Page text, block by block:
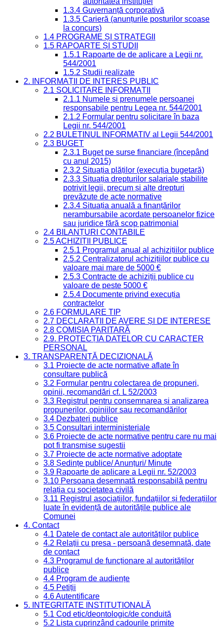
1.3.4 Guvernanță corporativă
1.3.5 Carieră (anunțurile posturilor scoase
la concurs)
1.4 PROGRAME ȘI STRATEGII
1.5 RAPOARTE ȘI STUDII
1.5.1 Rapoarte de de aplicare a Legii nr.
544/2001
1.5.2 Studii realizate
2. INFORMAȚII DE INTERES PUBLIC
2.1 SOLICITARE INFORMAȚII
2.1.1 Numele și prenumele persoanei
responsabile pentru Legea nr. 544/2001
2.1.2 Formular pentru solicitare în baza
Legii nr. 544/2001
2.2 BULETINUL INFORMATIV al Legii 544/2001
2.3 BUGET
2.3.1 Buget pe surse financiare (începând
cu anul 2015)
2.3.2 Situația plăților (execuția bugetară)
2.3.3 Situația drepturilor salariale stabilite
potrivit legii, precum și alte drepturi
prevăzute de acte normative
2.3.4 Situația anuală a finanțărilor
nerambursabile acordate persoanelor fizice
sau juridice fără scop patrimonial
2.4 BILANȚURI CONTABILE
2.5 ACHIZIȚII PUBLICE
2.5.1 Programul anual al achizițiilor publice
2.5.2 Centralizatorul achizițiilor publice cu
valoare mai mare de 5000 €
2.5.3 Contracte de achiziții publice cu
valoare de peste 5000 €
2.5.4 Documente privind execuția
contractelor
2.6 FORMULARE TIP
2.7 DECLARAȚII DE AVERE ȘI DE INTERESE
2.8 COMISIA PARITARĂ
2.9. PROTECȚIA DATELOR CU CARACTER
PERSONAL
3. TRANSPARENȚĂ DECIZIONALĂ
3.1 Proiecte de acte normative aflate în
consultare publică
3.2 Formular pentru colectarea de propuneri,
opinii, recomandări cf. L 52/2003
3.3 Registrul pentru consemnarea și analizarea
propunerilor, opiniilor sau recomandărilor
3.4 Dezbateri publice
3.5 Consultari interministeriale
3.6 Proiecte de acte normative pentru care nu mai
pot fi transmise sugestii
3.7 Proiecte de acte normative adoptate
3.8 Ședințe publice/ Anunțuri/ Minute
3.9 Rapoarte de aplicare a Legii nr. 52/2003
3.10 Persoana desemnată responsabilă pentru
relația cu societatea civilă
3.11 Registrul asociațiilor, fundațiilor și federațiilor
luate în evidență de autoritățile publice ale
Comunei
4. Contact
4.1 Datele de contact ale autorităților publice
4.2 Relații cu presa - persoană desemnată, date
de contact
4.3 Programul de funcționare al autorităților
publice
4.4 Program de audiențe
4.5 Petiții
4.6 Autentificare
5. INTEGRITATE INSTITUȚIONALĂ
5.1 Cod etic/deontologic/de conduită
5.2 Lista cuprinzând cadourile primite